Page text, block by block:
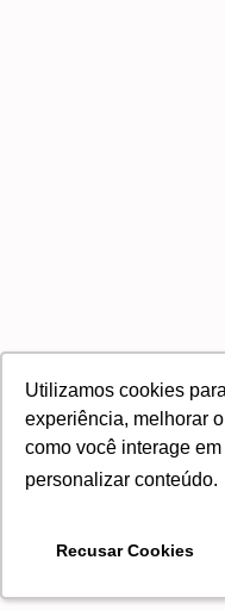
Utilizamos cookies
experiência, melhorar
como você interage
personalizar conteúdo.
Recusar Cookies
Utilizamos cookies
experiência, melhorar
como você interage
personalizar conteúdo.
Recusar Cookies